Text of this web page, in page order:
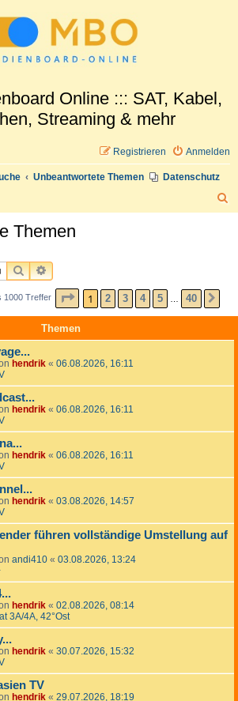
Online ::: SAT, Kabel,
Streaming & mehr
Anmelden
Registrieren
Unbeantwortete Themen
Datenschutz
Themen
SUCHEERWEITERTE SUCHE
1000 Treffer SEITE1 VON40
1 2 3 4 5 40
Themen
hendrik « 06.08.2026, 16:11
hendrik « 06.08.2026, 16:11
hendrik « 06.08.2026, 16:11
hendrik « 03.08.2026, 14:57
führen vollständige Umstellung auf
andi410 « 03.08.2026, 13:24
hendrik « 02.08.2026, 08:14
3A/4A, 42°Ost
hendrik « 30.07.2026, 15:32
TV
hendrik « 29.07.2026, 18:19